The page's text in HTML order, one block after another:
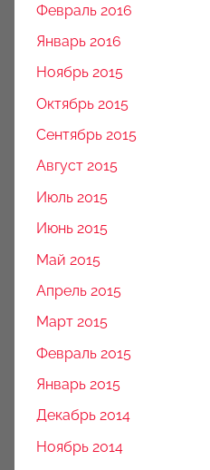
Февраль 2016
Январь 2016
Ноябрь 2015
Октябрь 2015
Сентябрь 2015
Август 2015
Июль 2015
Июнь 2015
Май 2015
Апрель 2015
Март 2015
Февраль 2015
Январь 2015
Декабрь 2014
Ноябрь 2014